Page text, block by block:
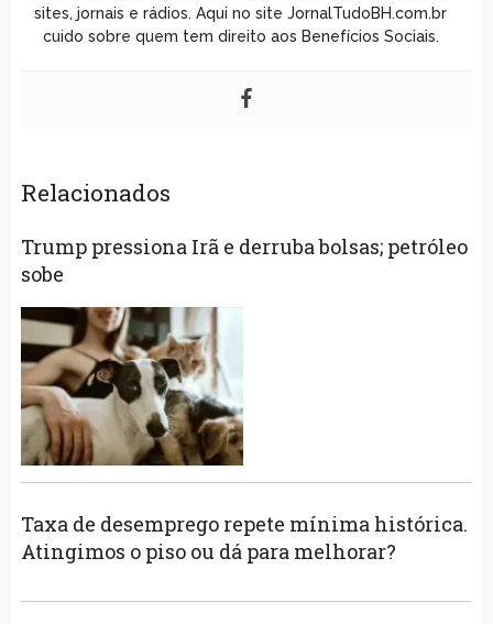
sites, jornais e rádios. Aqui no site JornalTudoBH.com.br
cuido sobre quem tem direito aos Benefícios Sociais.
Relacionados
Trump pressiona Irã e derruba bolsas; petróleo
sobe
Taxa de desemprego repete mínima histórica.
Atingimos o piso ou dá para melhorar?